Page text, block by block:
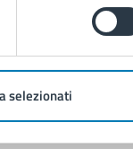
selezionati